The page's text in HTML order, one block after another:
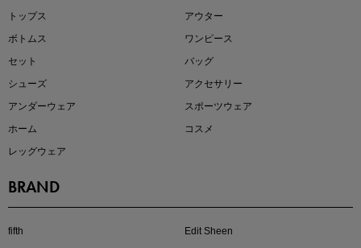
近日販売のアイテムを先見せ
トップス
アウター
ボトムス
ワンピース
セット
バッグ
シューズ
アクセサリー
アンダーウェア
スポーツウェア
ホーム
コスメ
レッグウェア
BRAND
fifth
Edit Sheen